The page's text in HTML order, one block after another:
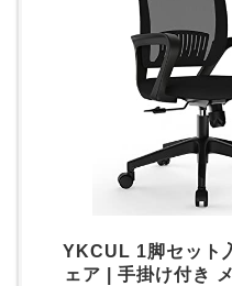
YKCUL 1脚セット
ェア | 手掛け付き